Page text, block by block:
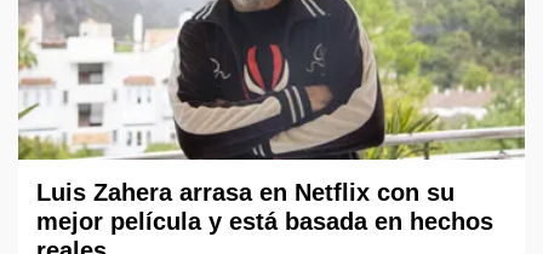
Luis Zahera arrasa en Netflix con su
mejor película y está basada en hechos